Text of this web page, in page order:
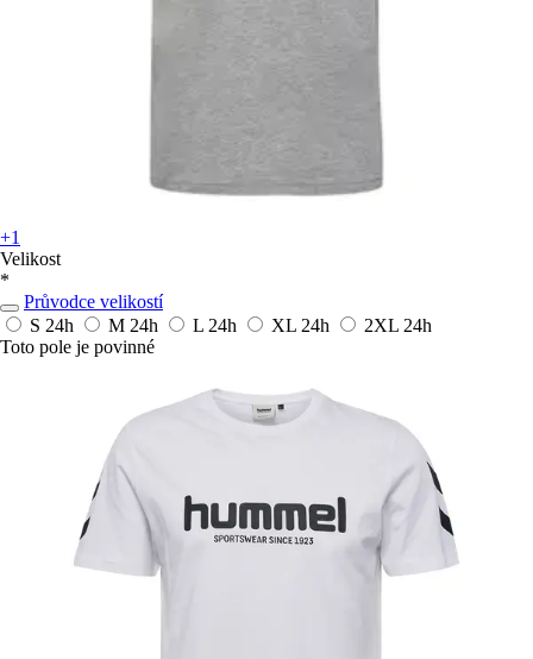
+1
Velikost
*
Průvodce velikostí
S 24h M 24h L 24h XL 24h 2XL 24h
Toto pole je povinné